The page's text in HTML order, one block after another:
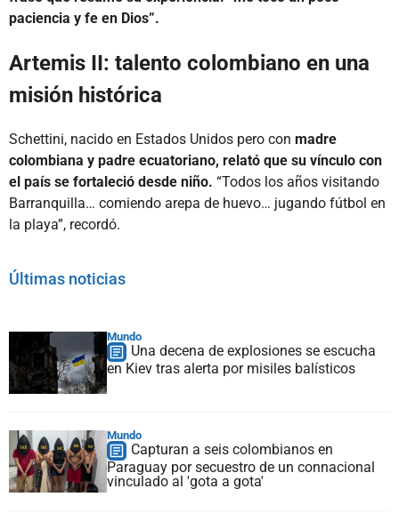
paciencia y fe en Dios”.
Artemis II: talento colombiano en una
misión histórica
Schettini, nacido en Estados Unidos pero con madre
colombiana y padre ecuatoriano, relató que su vínculo con
el país se fortaleció desde niño. “Todos los años visitando
Barranquilla… comiendo arepa de huevo… jugando fútbol en
la playa”, recordó.
Últimas noticias
Mundo
Una decena de explosiones se escucha
en Kiev tras alerta por misiles balísticos
Mundo
Capturan a seis colombianos en
Paraguay por secuestro de un connacional
vinculado al 'gota a gota'